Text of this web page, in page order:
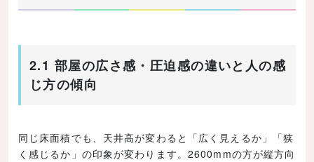
2.1 部屋の広さ感・圧迫感の違いと人の感
じ方の傾向
同じ床面積でも、天井高が変わると「広く見えるか」「狭
く感じるか」の印象が変わります。2600mmの方が縦方向